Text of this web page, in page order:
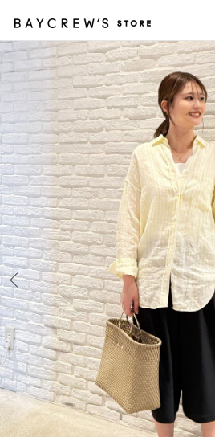
Prev